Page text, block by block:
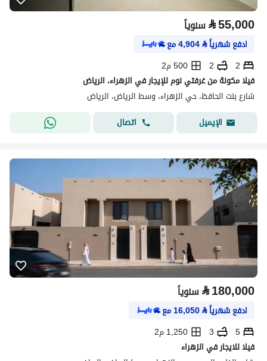
⃁55,000 سنوياً
ادفع شهرياً⃁
4,904مع
2
2
500 م2
فيلا مكونة من غرفتي نوم للإيجار في الزهراء، الرياض
شارع بنت الحافظ، حي الزهراء، وسط الرياض، الرياض
الإيميل
اتصال
⃁180,000 سنوياً
ادفع شهرياً⃁
16,050مع
5
3
1,250 م2
فيلا للايجار في الزهراء